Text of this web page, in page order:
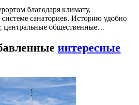
благодаря климату,
санаториев. Историю удобно
центральные общественные…
интересные